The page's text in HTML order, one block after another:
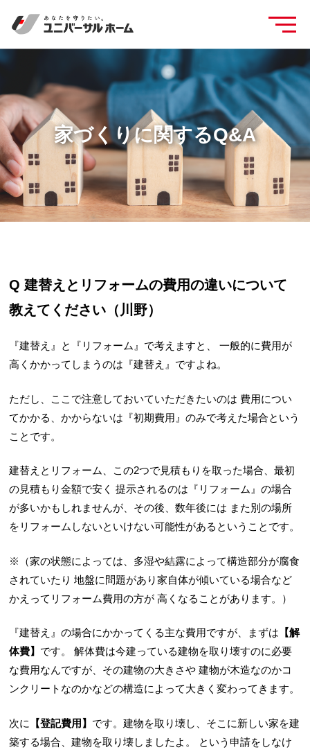
家づくりに関するQ&A
Q 建替えとリフォームの費用の違いについて
教えてください（川野）
『建替え』と『リフォーム』で考えますと、
一般的に費用が
高くかかってしまうのは 『建替え』ですよね。
ただし、ここで注意しておいていただきたいのは 費用につい
てかかる、かからないは『初期費用』のみで考えた場合という
ことです。
建替えとリフォーム、この2つで見積もりを取った場合、最初
の見積もり金額で安く 提示されるのは『リフォーム』の場合
が多いかもしれませんが、その後、数年後には また別の場所
をリフォームしないといけない可能性があるということです。
※（家の状態によっては、多湿や結露によって構造部分が腐食
されていたり 地盤に問題があり家自体が傾いている場合など
かえってリフォーム費用の方が 高くなることがあります。）
『建替え』の場合にかかってくる主な費用ですが、まずは 【解
体費】 です。
解体費は今建っている建物を取り壊すのに必要
な費用なんですが、その建物の大きさや 建物が木造なのかコ
ンクリートなのかなどの構造によって大きく変わってきます。
次に 【登記費用】 です。建物を取り壊し、そこに新しい家を建
築する場合、建物を取り壊しましたよ。
という申請をしなけ